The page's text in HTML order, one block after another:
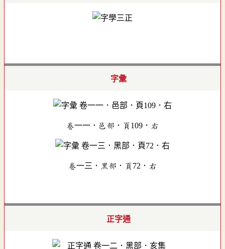
字彙
卷一一．邑部．頁109．右
卷一三．黑部．頁72．右
正字通